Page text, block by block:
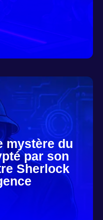
mystère du
par son
Sherlock